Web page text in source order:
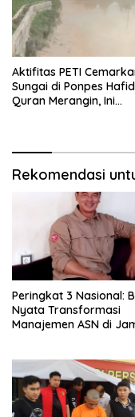
Aktifitas PETI
Sungai di Ponpes
Quran Merangin, Ini
Rekomendasi
Peringkat 3 Nasional:
Nyata Transformasi
Manajemen ASN di